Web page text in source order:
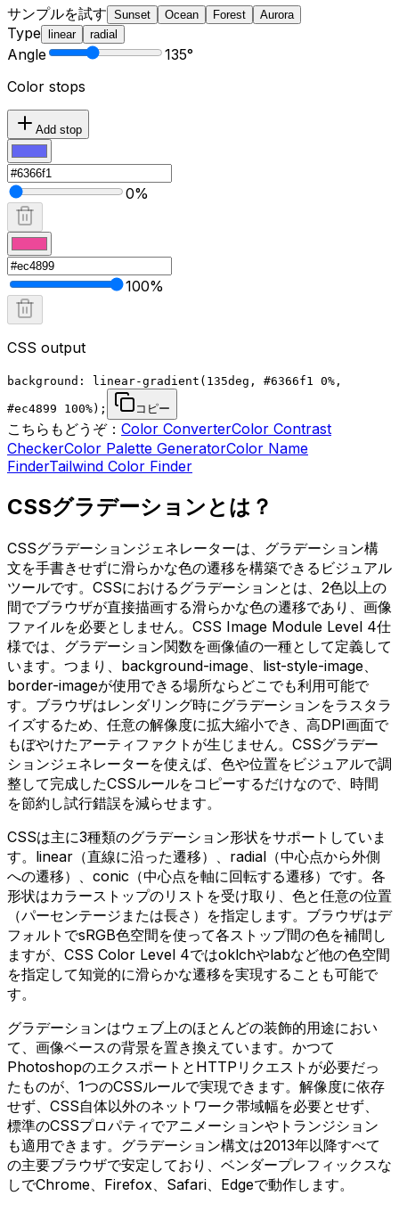
サンプルを試す Sunset Ocean Forest Aurora
Type linear radial
Angle 135°
Color stops
Add stop
0%
100%
CSS output
background: linear-gradient(135deg, #6366f1 0%,
#ec4899 100%); コピー
こちらもどうぞ： Color ConverterColor Contrast
CheckerColor Palette GeneratorColor Name
FinderTailwind Color Finder
CSSグラデーションとは？
CSSグラデーションジェネレーターは、グラデーション構
文を手書きせずに滑らかな色の遷移を構築できるビジュアル
ツールです。CSSにおけるグラデーションとは、2色以上の
間でブラウザが直接描画する滑らかな色の遷移であり、画像
ファイルを必要としません。CSS Image Module Level 4仕
様では、グラデーション関数を画像値の一種として定義して
います。つまり、background-image、list-style-image、
border-imageが使用できる場所ならどこでも利用可能で
す。ブラウザはレンダリング時にグラデーションをラスタラ
イズするため、任意の解像度に拡大縮小でき、高DPI画面で
もぼやけたアーティファクトが生じません。CSSグラデー
ションジェネレーターを使えば、色や位置をビジュアルで調
整して完成したCSSルールをコピーするだけなので、時間
を節約し試行錯誤を減らせます。
CSSは主に3種類のグラデーション形状をサポートしていま
す。linear（直線に沿った遷移）、radial（中心点から外側
への遷移）、conic（中心点を軸に回転する遷移）です。各
形状はカラーストップのリストを受け取り、色と任意の位置
（パーセンテージまたは長さ）を指定します。ブラウザはデ
フォルトでsRGB色空間を使って各ストップ間の色を補間し
ますが、CSS Color Level 4ではoklchやlabなど他の色空間
を指定して知覚的に滑らかな遷移を実現することも可能で
す。
グラデーションはウェブ上のほとんどの装飾的用途におい
て、画像ベースの背景を置き換えています。かつて
PhotoshopのエクスポートとHTTPリクエストが必要だっ
たものが、1つのCSSルールで実現できます。解像度に依存
せず、CSS自体以外のネットワーク帯域幅を必要とせず、
標準のCSSプロパティでアニメーションやトランジション
も適用できます。グラデーション構文は2013年以降すべて
の主要ブラウザで安定しており、ベンダープレフィックスな
しでChrome、Firefox、Safari、Edgeで動作します。